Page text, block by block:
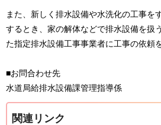
また、新しく排水設備や水洗化の工事を
するとき、家の解体などで排水設備を扱
た指定排水設備工事事業者に工事の依頼
■お問合わせ先
水道局給排水設備課管理指導係
関連リンク